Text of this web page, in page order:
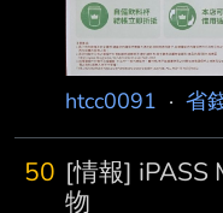
杯嗎！ 對啊，
真的，請客也
便利商店買冰
htcc0091 · 省
50 [情報]
物